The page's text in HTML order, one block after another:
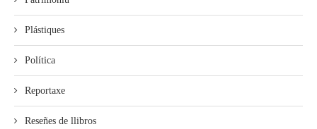
Plástiques
Política
Reportaxe
Reseñes de llibros